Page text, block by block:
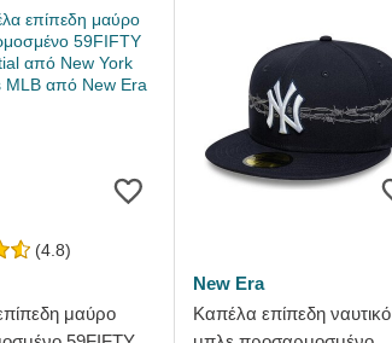
(4.8)
μαύρο
New Era
Καπέλα επίπεδη ναυτικό